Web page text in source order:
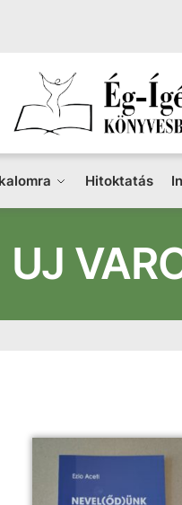
Hitoktatás
UJ